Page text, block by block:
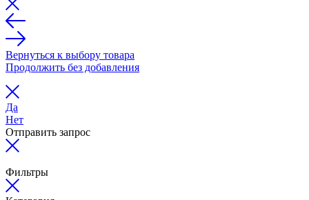
Вернуться к выбору товара
Продолжить без добавления
Да
Нет
Отправить запрос
Фильтры